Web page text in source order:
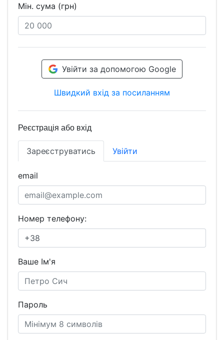
Мін. сума (грн)
Увійти за допомогою Google
Швидкий вхід за посиланням
Реєстрація або вхід
Зареєструватись Увійти
email
Номер телефону:
Ваше Ім'я
Пароль